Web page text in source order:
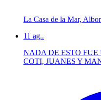
La Casa de la Mar,
11 ag..
NADA DE ESTO FUE
COTI, JUANES Y